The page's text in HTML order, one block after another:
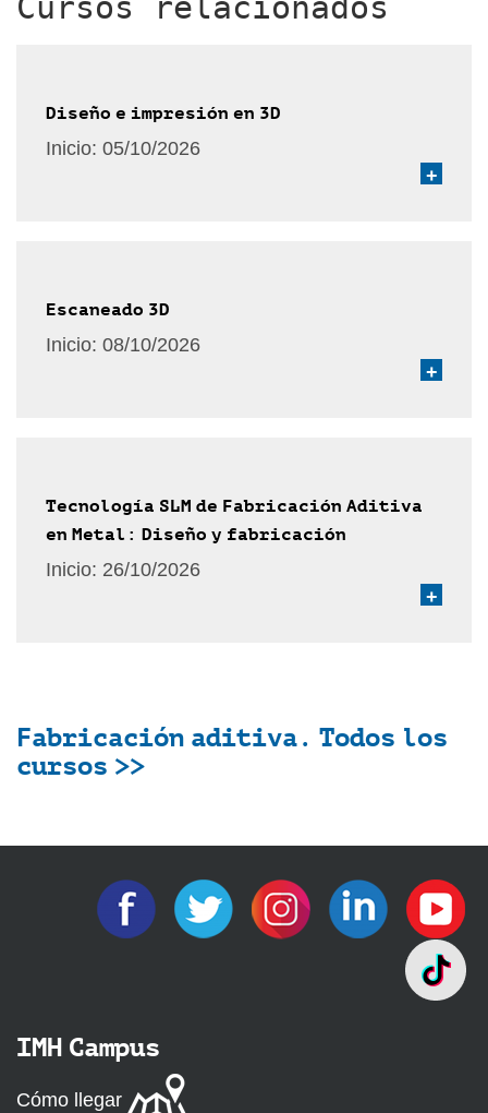
Diseño e impresión en 3D
Inicio: 05/10/2026
+
Escaneado 3D
Inicio: 08/10/2026
+
Tecnología SLM de Fabricación Aditiva
en Metal: Diseño y fabricación
Inicio: 26/10/2026
+
Fabricación aditiva. Todos los
cursos >>
IMH Campus
Cómo llegar